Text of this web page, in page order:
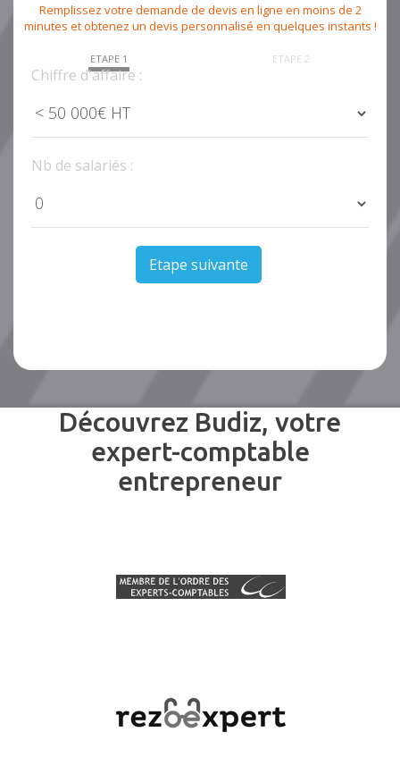
Remplissez votre demande de devis en ligne en moins de 2
minutes et obtenez un devis personnalisé en quelques instants !
ETAPE 1 ETAPE 2
Chiffre d'affaire :
Nb de salariés :
Etape suivante
Découvrez Budiz, votre
expert-comptable
entrepreneur